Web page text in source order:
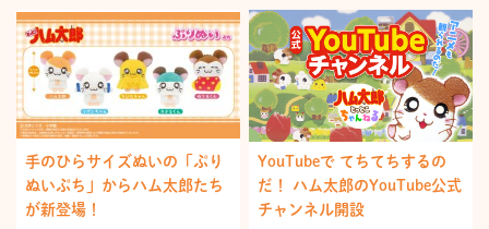
手のひらサイズぬいの「ぷり
ぬいぷち」からハム太郎たち
が新登場！
YouTubeで てちてちするの
だ！ ハム太郎のYouTube公式
チャンネル開設